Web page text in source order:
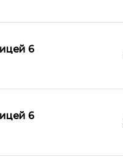
6
6